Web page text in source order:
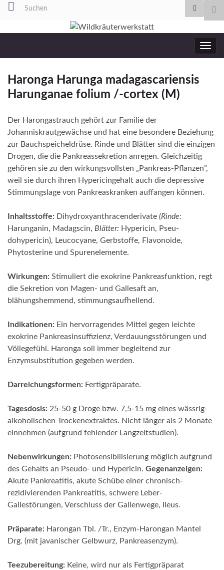
Search for:
Haronga Harunga madagascariensis
Harunganae folium /-cortex (M)
Der Harongastrauch gehört zur Familie der
Johanniskrautgewächse und hat eine besondere Beziehung
zur Bauchspeicheldrüse. Rinde und Blätter sind die einzigen
Drogen, die die Pankreassekretion anre­gen. Gleichzeitig
gehören sie zu den wirkungsvollsten „Pankreas-Pflanzen”,
weil sie durch ihren Hy­pericingehalt auch die depressive
Stimmungslage von Pankreaskranken auffangen können.
Inhaltsstoffe: Dihydroxyanthracenderivate (Rinde:
Harunganin, Madagscin, Blätter: Hypericin, Pseu­
dohypericin), Leucocyane, Gerbstoffe, Flavonoide,
Phytosterine und Spurenelemente.
Wirkungen: Stimuliert die exokrine Pankreasfunktion, regt
die Sekretion von Magen- und Gallesaft an,
blähungshemmend, stimmungsaufhellend.
Indikationen: Ein hervorragendes Mittel gegen leichte
exokrine Pankreasinsuffizienz, Verdauungs­störungen und
Völlegefühl. Haronga soll immer begleitend zur
Enzymsubstitution gegeben werden.
Darreichungsformen: Fertigpräparate.
Tagesdosis: 25-50 g Droge bzw. 7,5-15 mg eines wässrig-
alkoholischen Trockenextraktes. Nicht län­ger als 2 Monate
einnehmen (aufgrund fehlender Langzeitstudien).
Nebenwirkungen: Photosensibilisierung möglich aufgrund
des Gehalts an Pseudo- und Hypericin. Gegenanzeigen:
Akute Pankreatitis, akute Schübe einer chronisch-
rezidivierenden Pankreatitis, schwere Leber-
Gallestörungen, Verschluss der Gallenwege, Ileus.
Präparate: Harongan Tbl. /Tr., Enzym-Harongan Mantel
Drg. (mit javanischer Gelbwurz, Pankreas­enzym).
Teezubereitung: Keine, wird nur als Fertigpräparat